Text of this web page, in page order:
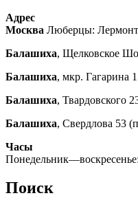
Адрес
Москва Люберцы:
Балашиха, Щелковское
Балашиха, мкр. Гагарина
Балашиха, Твардовского
Балашиха, Свердлова 53
Часы
Поиск